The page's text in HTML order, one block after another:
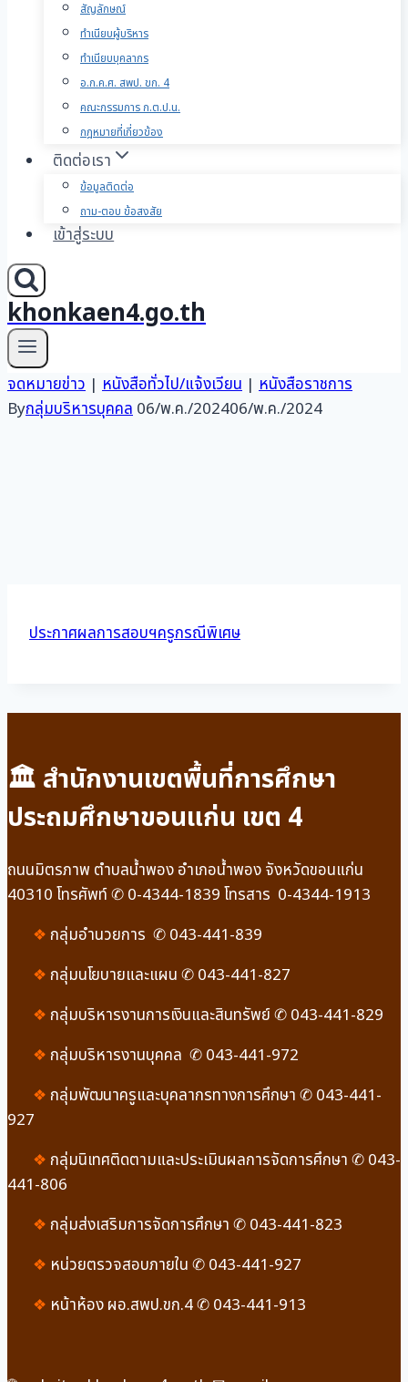
สัญลักษณ์
ทำเนียบผู้บริหาร
ทำเนียบบุคลากร
อ.ก.ค.ศ. สพป. ขก. 4
คณะกรรมการ ก.ต.ป.น.
กฎหมายที่เกี่ยวข้อง
ติดต่อเรา
ข้อมูลติดต่อ
ถาม-ตอบ ข้อสงสัย
เข้าสู่ระบบ
khonkaen4.go.th
จดหมายข่าว | หนังสือทั่วไป/แจ้งเวียน | หนังสือราชการ
Byกลุ่มบริหารบุคคล06/พ.ค./202406/พ.ค./2024
ประกาศผลการสอบฯครูกรณีพิเศษ
🏛 สำนักงานเขตพื้นที่การศึกษา
ประถมศึกษาขอนแก่น เขต 4
ถนนมิตรภาพ ตำบลน้ำพอง อำเภอน้ำพอง จังหวัดขอนแก่น
40310 โทรศัพท์ ✆ 0-4344-1839 โทรสาร 0-4344-1913
❖ กลุ่มอำนวยการ ✆ 043-441-839
❖ กลุ่มนโยบายและแผน ✆ 043-441-827
❖ กลุ่มบริหารงานการเงินและสินทรัพย์ ✆ 043-441-829
❖ กลุ่มบริหารงานบุคคล ✆ 043-441-972
❖ กลุ่มพัฒนาครูและบุคลากรทางการศึกษา ✆ 043-441-
927
❖ กลุ่มนิเทศติดตามและประเมินผลการจัดการศึกษา ✆ 043-
441-806
❖ กลุ่มส่งเสริมการจัดการศึกษา ✆ 043-441-823
❖ หน่วยตรวจสอบภายใน ✆ 043-441-927
❖ หน้าห้อง ผอ.สพป.ขก.4 ✆ 043-441-913